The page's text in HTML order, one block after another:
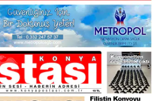
Samsun
Siirt
Sinop
Sivas
Tekirdağ